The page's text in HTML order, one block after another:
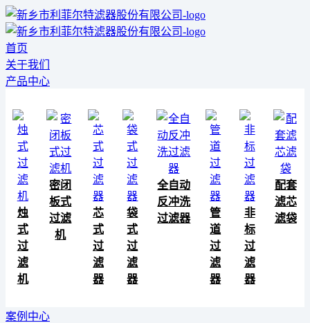
首页
关于我们
产品中心
烛
式
过
滤
机
密闭
板式
过滤
机
芯
式
过
滤
器
袋
式
过
滤
器
全自动
反冲洗
过滤器
管
道
过
滤
器
非
标
过
滤
器
配套
滤芯
滤袋
案例中心